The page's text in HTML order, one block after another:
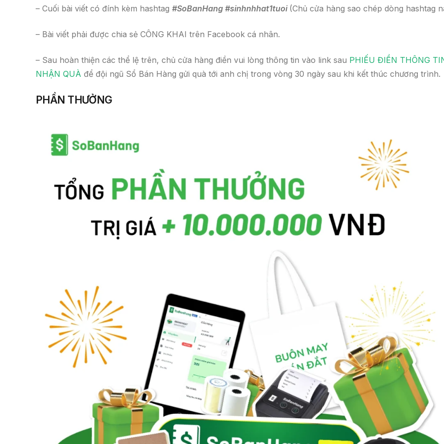
– Cuối bài viết có đính kèm hashtag #SoBanHang #sinhnhhat1tuoi (Chủ cửa hàng sao chép dòng hashtag
– Bài viết phải được chia sẻ CÔNG KHAI trên Facebook cá nhân.
– Sau hoàn thiện các thể lệ trên, chủ cửa hàng điền vui lòng thông tin vào link sau PHIẾU ĐIỀN THÔNG
NHẬN QUÀ để đội ngũ Sổ Bán Hàng gửi quà tới anh chị trong vòng 30 ngày sau khi kết thúc chương trình.
PHẦN THƯỞNG